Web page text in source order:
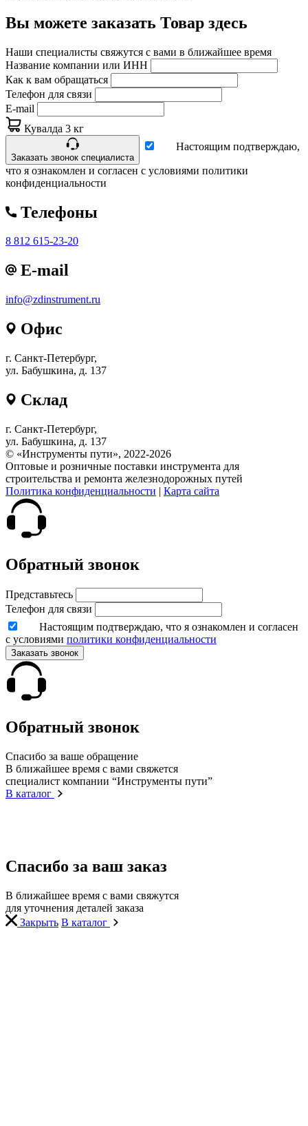
Вы можете заказать Товар здесь
Наши специалисты свяжутся с вами в ближайшее время
Название компании или ИНН
Как к вам обращаться
Телефон для связи
E-mail
Кувалда 3 кг
Заказать звонок специалиста
Настоящим подтверждаю,
что я ознакомлен и согласен с условиями политики
конфиденциальности
Телефоны
8 812 615-23-20
E-mail
info@zdinstrument.ru
Офис
г. Санкт-Петербург,
ул. Бабушкина, д. 137
Склад
г. Санкт-Петербург,
ул. Бабушкина, д. 137
© «Инструменты пути», 2022-2026
Оптовые и розничные поставки инструмента для
строительства и ремонта железнодорожных путей
Политика конфиденциальности | Карта сайта
Обратный звонок
Представьтесь
Телефон для связи
Настоящим подтверждаю, что я ознакомлен и согласен
с условиями политики конфиденциальности
Заказать звонок
Обратный звонок
Спасибо за ваше обращение
В ближайшее время с вами свяжется
специалист компании “Инструменты пути”
В каталог
Спасибо за ваш заказ
В ближайшее время с вами свяжутся
для уточнения деталей заказа
Закрыть В каталог